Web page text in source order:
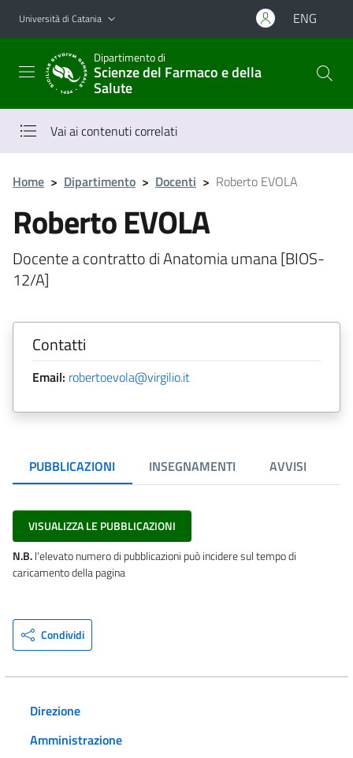
Vai al contenuto principale
Vai al menu di navigazione
Università di Catania ENG
Dipartimento di
Scienze del Farmaco e della
Salute
Vai ai contenuti correlati
Home > Dipartimento > Docenti > Roberto EVOLA
Roberto EVOLA
Docente a contratto di Anatomia umana [BIOS-
12/A]
Contatti
Email: robertoevola@virgilio.it
PUBBLICAZIONI INSEGNAMENTI AVVISI
VISUALIZZA LE PUBBLICAZIONI
N.B.l'elevato numero di pubblicazioni può incidere sul tempo di
caricamento della pagina
Condividi
Direzione
Amministrazione